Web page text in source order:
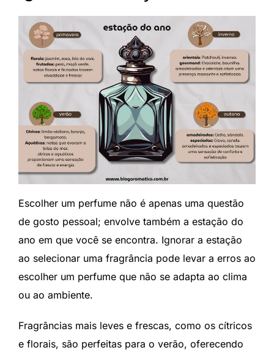
Escolher um perfume não é apenas uma questão
de gosto pessoal; envolve também a estação do
ano em que você se encontra. Ignorar a estação
ao selecionar uma fragrância pode levar a erros ao
escolher um perfume que não se adapta ao clima
ou ao ambiente.
Fragrâncias mais leves e frescas, como os cítricos
e florais, são perfeitas para o verão, oferecendo